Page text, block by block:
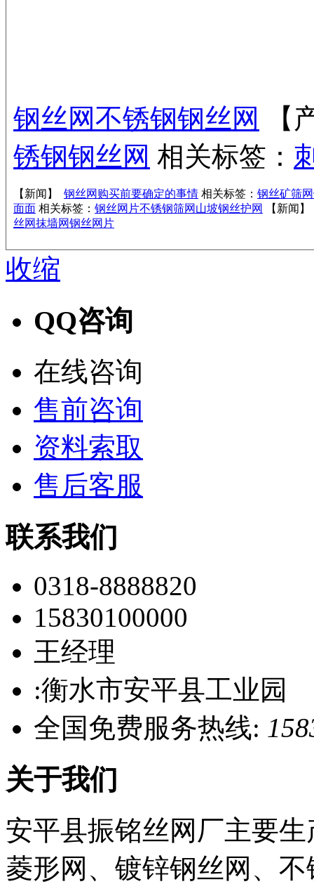
钢丝网不锈钢钢丝网
【
锈钢钢丝网 相关标签：
【新闻】 钢丝网购买前要确定的事情 相关标签： 钢丝矿筛网
面面 相关标签： 钢丝网片不锈钢筛网 山坡钢丝护网
【新闻】
丝网抹墙网钢丝网片
收缩
QQ咨询
在线咨询
售前咨询
资料索取
售后客服
联系我们
0318-8888820
15830100000
王经理
:衡水市安平县工业园
全国免费服务热线:
关于我们
安平县振铭丝网厂主要
菱形网、镀锌钢丝网、